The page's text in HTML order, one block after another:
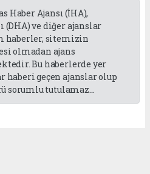
Haber Ajansı (İHA),
(DHA) ve diğer ajanslar
haberler, sitemizin
olmadan ajans
Bu haberlerde yer
geçen ajanslar olup
sorumlu tutulamaz...